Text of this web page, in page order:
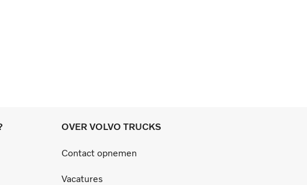
OVER VOLVO TRUCKS
Contact opnemen
Vacatures